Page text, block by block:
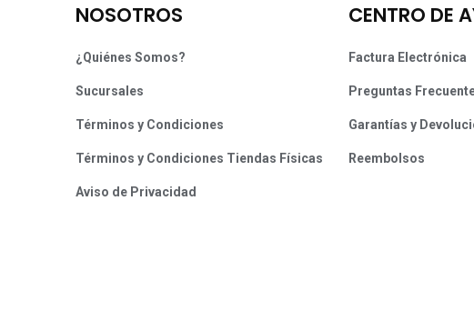
NOSOTROS
¿Quiénes Somos?
Sucursales
Términos y Condiciones
Términos y Condiciones Tiendas Físicas
Aviso de Privacidad
CENTRO DE
Factura Electrónica
Preguntas
Garantías y
Reembolsos